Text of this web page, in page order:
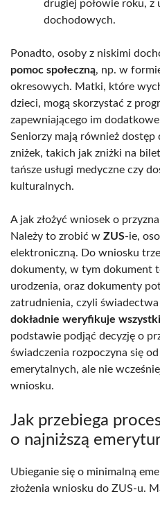
drugiej połowie roku,
dochodowych.
Ponadto, osoby z niskimi
pomoc społeczną, np. w
okresowych. Matki, które
dzieci, mogą skorzystać z
zapewniającego im
Seniorzy mają również dostęp
zniżek, takich jak zniżki na
tańsze usługi medyczne czy
kulturalnych.
A jak złożyć wniosek o
Należy to zrobić w ZUS-ie,
elektroniczną. Do wniosku
dokumenty, w tym dokument
urodzenia, oraz dokumenty
zatrudnienia, czyli świadectwa
dokładnie weryfikuje
podstawie podjąć decyzję o
świadczenia rozpoczyna się
emerytalnych, ale nie
wniosku.
Jak przebiega
o najniższą
Ubieganie się o minimalną
złożenia wniosku do ZUS-u.